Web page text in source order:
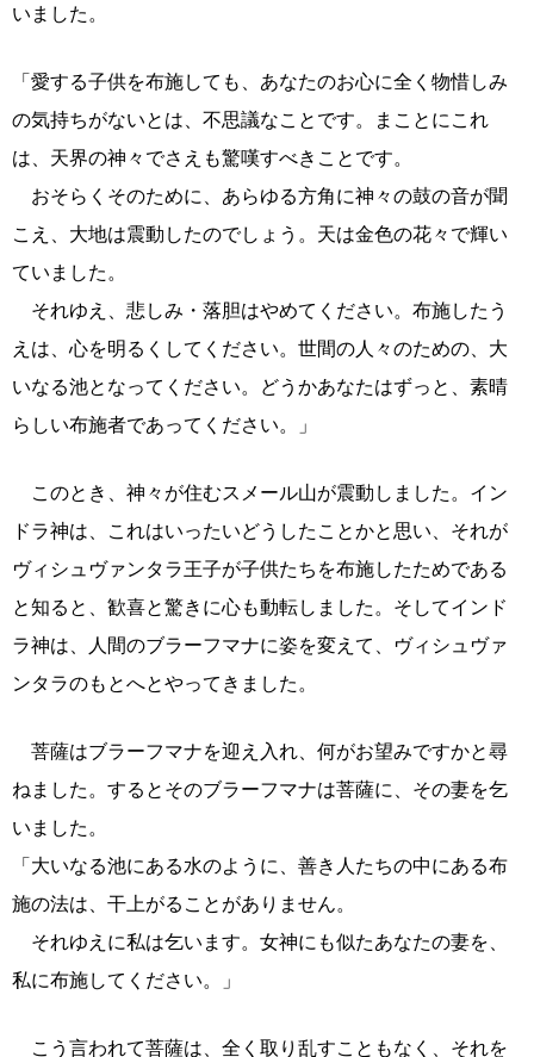
いました。
「愛する子供を布施しても、あなたのお心に全く物惜しみ
の気持ちがないとは、不思議なことです。まことにこれ
は、天界の神々でさえも驚嘆すべきことです。
おそらくそのために、あらゆる方角に神々の鼓の音が聞
こえ、大地は震動したのでしょう。天は金色の花々で輝い
ていました。
それゆえ、悲しみ・落胆はやめてください。布施したう
えは、心を明るくしてください。世間の人々のための、大
いなる池となってください。どうかあなたはずっと、素晴
らしい布施者であってください。」
このとき、神々が住むスメール山が震動しました。イン
ドラ神は、これはいったいどうしたことかと思い、それが
ヴィシュヴァンタラ王子が子供たちを布施したためである
と知ると、歓喜と驚きに心も動転しました。そしてインド
ラ神は、人間のブラーフマナに姿を変えて、ヴィシュヴァ
ンタラのもとへとやってきました。
菩薩はブラーフマナを迎え入れ、何がお望みですかと尋
ねました。するとそのブラーフマナは菩薩に、その妻を乞
いました。
「大いなる池にある水のように、善き人たちの中にある布
施の法は、干上がることがありません。
それゆえに私は乞います。女神にも似たあなたの妻を、
私に布施してください。」
こう言われて菩薩は、全く取り乱すこともなく、それを